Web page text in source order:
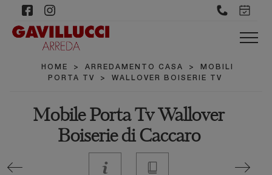
HOME > ARREDAMENTO CASA >
MOBILI
PORTA TV
> WALLOVER BOISERIE TV
Mobile Porta Tv Wallover
Boiserie di Caccaro